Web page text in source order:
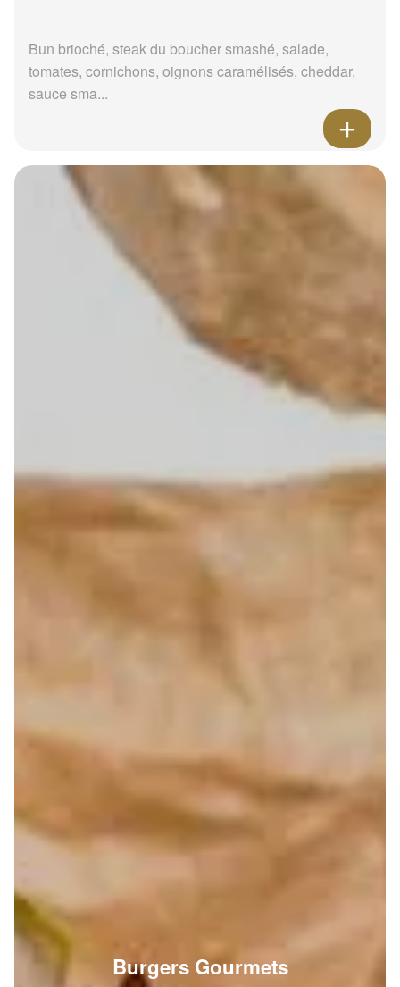
Bun brioché, steak du boucher smashé, salade,
tomates, cornichons, oignons caramélisés, cheddar,
sauce sma...
Burgers Gourmets